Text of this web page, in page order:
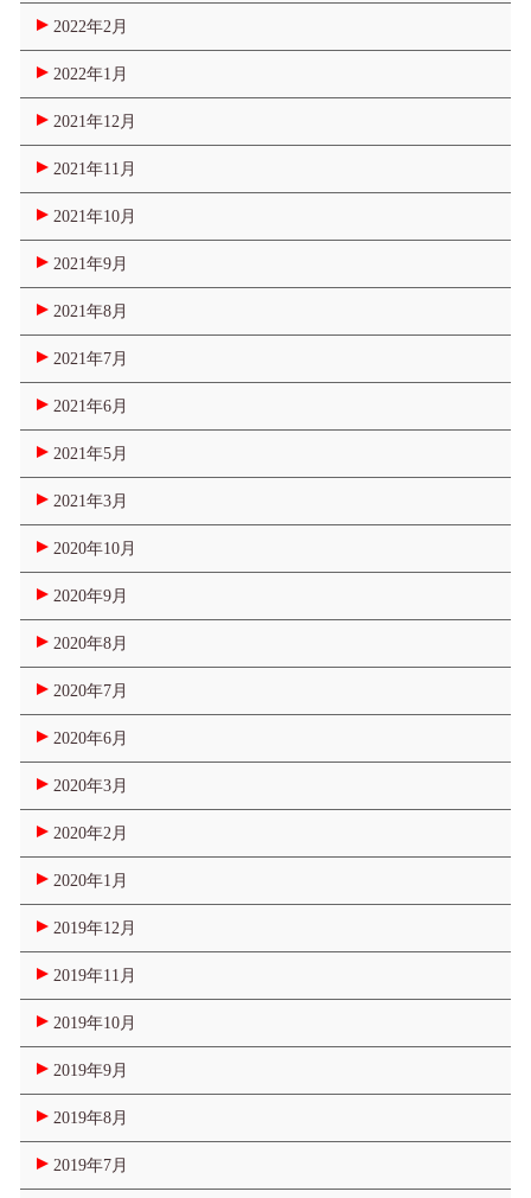
2022年2月
2022年1月
2021年12月
2021年11月
2021年10月
2021年9月
2021年8月
2021年7月
2021年6月
2021年5月
2021年3月
2020年10月
2020年9月
2020年8月
2020年7月
2020年6月
2020年3月
2020年2月
2020年1月
2019年12月
2019年11月
2019年10月
2019年9月
2019年8月
2019年7月